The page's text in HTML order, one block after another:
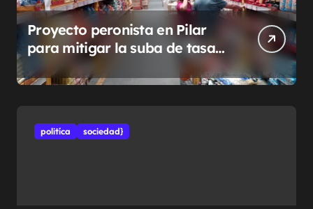
Proyecto peronista en Pilar
para mitigar la suba de tasas
municipales
politíca sociedad}